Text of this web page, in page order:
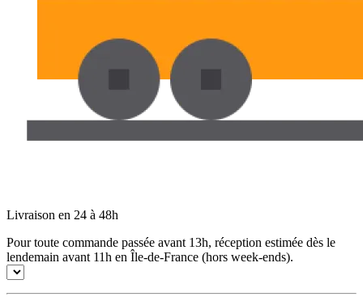
Livraison en 24 à 48h
Pour toute commande passée avant 13h, réception estimée dès le
lendemain avant 11h en Île-de-France (hors week-ends).